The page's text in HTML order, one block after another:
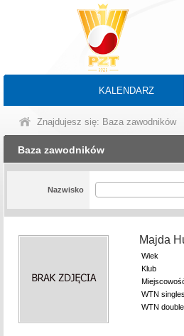
KALENDARZ
Znajdujesz się: Baza zawodników
Baza zawodników
Nazwisko
Majda
Wiek
Klub
WTN singles
WTN